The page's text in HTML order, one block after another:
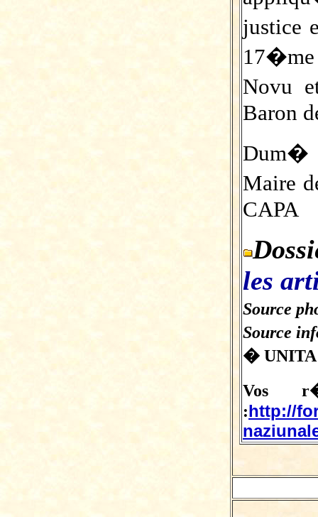
justice
Novu
Baron
Dum�
Maire
CAPA
les
Source
Source
�
Vos
:http://